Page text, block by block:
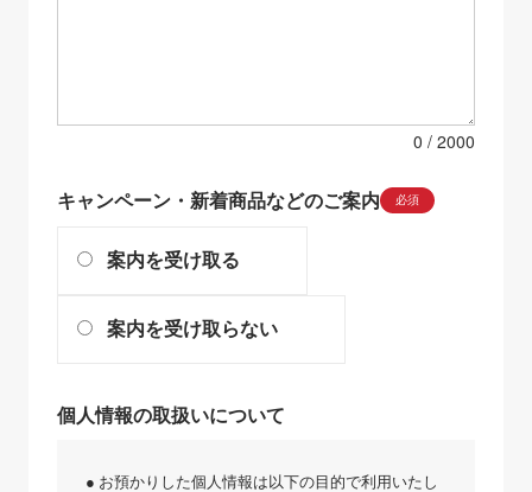
0
キャンペーン・新着商品などのご案内 必須
案内を受け取る
案内を受け取らない
個人情報の取扱いについて
● お預かりした個人情報は以下の目的で利用いたし